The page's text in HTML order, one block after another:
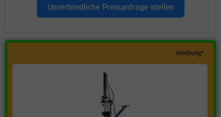
Unverbindliche Preisanfrage stellen
Werbung*